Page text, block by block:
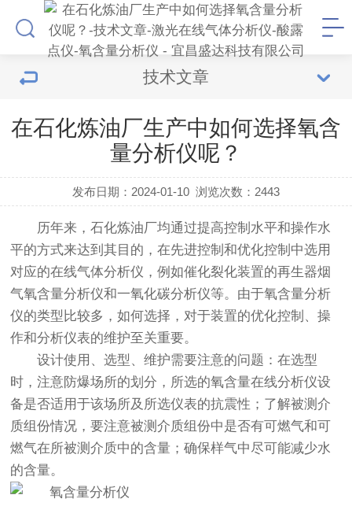
技术文章
在石化炼油厂生产中如何选择氧含
量分析仪呢？
发布日期：2024-01-10 浏览次数： 2443
历年来，石化炼油厂均通过提高控制水平和操作水
平的方式来达到其目的，在先进控制和优化控制中选用
对应的在线气体分析仪，例如催化裂化装置的再生器烟
气氧含量分析仪和一氧化碳分析仪等。由于氧含量分析
仪的类型比较多，如何选择，对于装置的优化控制、操
作和分析仪表的维护至关重要。
设计使用、选型、维护需要注意的问题：在选型
时，注意防爆场所的划分，所选的氧含量在线分析仪设
备是否适用于该场所及所选仪表的抗震性；了解被测介
质组份情况，要注意被测介质组份中是否有可燃气和可
燃气在所被测介质中的含量；确保样气中尽可能减少水
的含量。